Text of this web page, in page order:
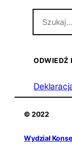
ODWIEDŹ
© 2022
Wydział